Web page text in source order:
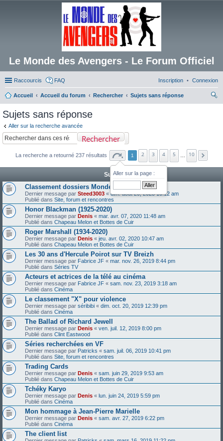
Le Monde des Avengers - Le Forum Officiel
Raccourcis FAQ Connexion
Inscription
Accueil Accueil du forum Rechercher
Sujets sans réponse
Sujets sans réponse
Aller sur la recherche avancée
Rechercher
La recherche a retourné 237 résultats
Aller sur la page :
1 2 3 4 5 10
Sujets
Classement dossiers Monde des Avengers
Dernier message par Steed3003 «dim. août 20, 2023 10:12 am
Publié dans Site, forum et rencontres
Honor Blackman (1925-2020)
Dernier message par Denis « mar. avr. 07, 2020 11:48 am
Publié dans Chapeau Melon et Bottes de Cuir
Roger Marshall (1934-2020)
Dernier message par Denis « jeu. avr. 02, 2020 10:47 am
Publié dans Chapeau Melon et Bottes de Cuir
Les 30 ans d'Hercule Poirot sur TV Breizh
Dernier message par Fabrice JF « mar. nov. 26, 2019 8:44 pm
Publié dans Séries TV
Acteurs et actrices de la télé au cinéma
Dernier message par Fabrice JF « sam. nov. 23, 2019 3:18 am
Publié dans Cinéma
Le classement "X" pour violence
Dernier message par séribibi « dim. oct. 20, 2019 12:39 pm
Publié dans Cinéma
The Ballad of Richard Jewell
Dernier message par Denis « ven. juil. 12, 2019 8:00 pm
Publié dans Clint Eastwood
Séries recherchées en VF
Dernier message par Patricks « sam. juil. 06, 2019 10:41 pm
Publié dans Site, forum et rencontres
Trading Cards
Dernier message par Denis « sam. juin 29, 2019 9:53 am
Publié dans Chapeau Melon et Bottes de Cuir
Tchéky Karyo
Dernier message par Denis « lun. juin 24, 2019 5:59 pm
Publié dans Cinéma
Mon hommage à Jean-Pierre Marielle
Dernier message par Denis « sam. avr. 27, 2019 6:22 pm
Publié dans Cinéma
The client list